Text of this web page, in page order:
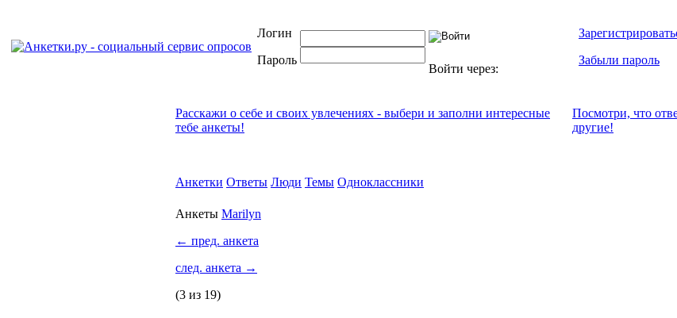
Логин
Пароль
Войти через:
Забыли пароль
Расскажи о себе и своих увлечениях - выбери и заполни интересные
тебе анкеты!
Посмотри, что
другие!
Анкетки Ответы Люди Темы Одноклассники
Анкеты Marilyn
← пред. анкета
след. анкета →
(3 из 19)